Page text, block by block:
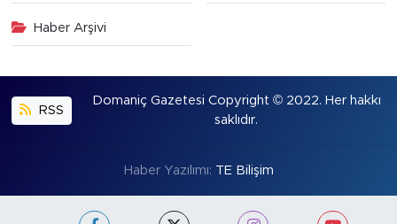
Haber Arşivi
RSS
Domaniç Gazetesi Copyright © 2022. Her hakkı
saklıdır.
Haber Yazılımı: TE Bilişim